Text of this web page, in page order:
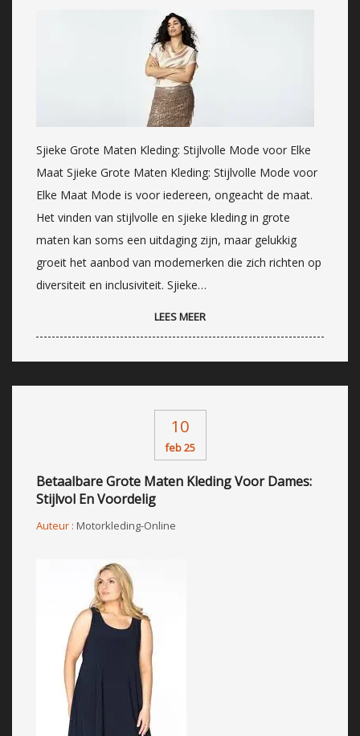
Sjieke Grote Maten Kleding: Stijlvolle Mode voor Elke
Maat Sjieke Grote Maten Kleding: Stijlvolle Mode voor
Elke Maat Mode is voor iedereen, ongeacht de maat.
Het vinden van stijlvolle en sjieke kleding in grote
maten kan soms een uitdaging zijn, maar gelukkig
groeit het aanbod van modemerken die zich richten op
diversiteit en inclusiviteit. Sjieke…
LEES MEER
10
feb 25
Betaalbare Grote Maten Kleding Voor Dames:
Stijlvol En Voordelig
Auteur : Motorkleding-Online